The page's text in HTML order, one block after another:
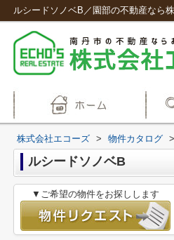
ルシードソノベB／園部の不動産なら
株式会社エコーズ > 物件カタログ >
ルシードソノベB
▼ご希望の物件をお探しします